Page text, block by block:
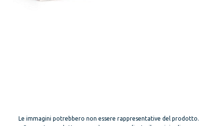
Le immagini potrebbero non essere rappresentative del prodotto.